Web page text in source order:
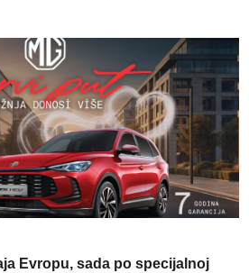
Evropu, sada po specijalnoj